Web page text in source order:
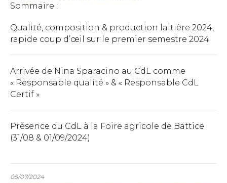
Sommaire :
Qualité, composition & production laitière 2024,
rapide coup d’œil sur le premier semestre 2024
Arrivée de Nina Sparacino au CdL comme
« Responsable qualité » & « Responsable CdL
Certif »
Présence du CdL à la Foire agricole de Battice
(31/08 & 01/09/2024)
05/07/2024